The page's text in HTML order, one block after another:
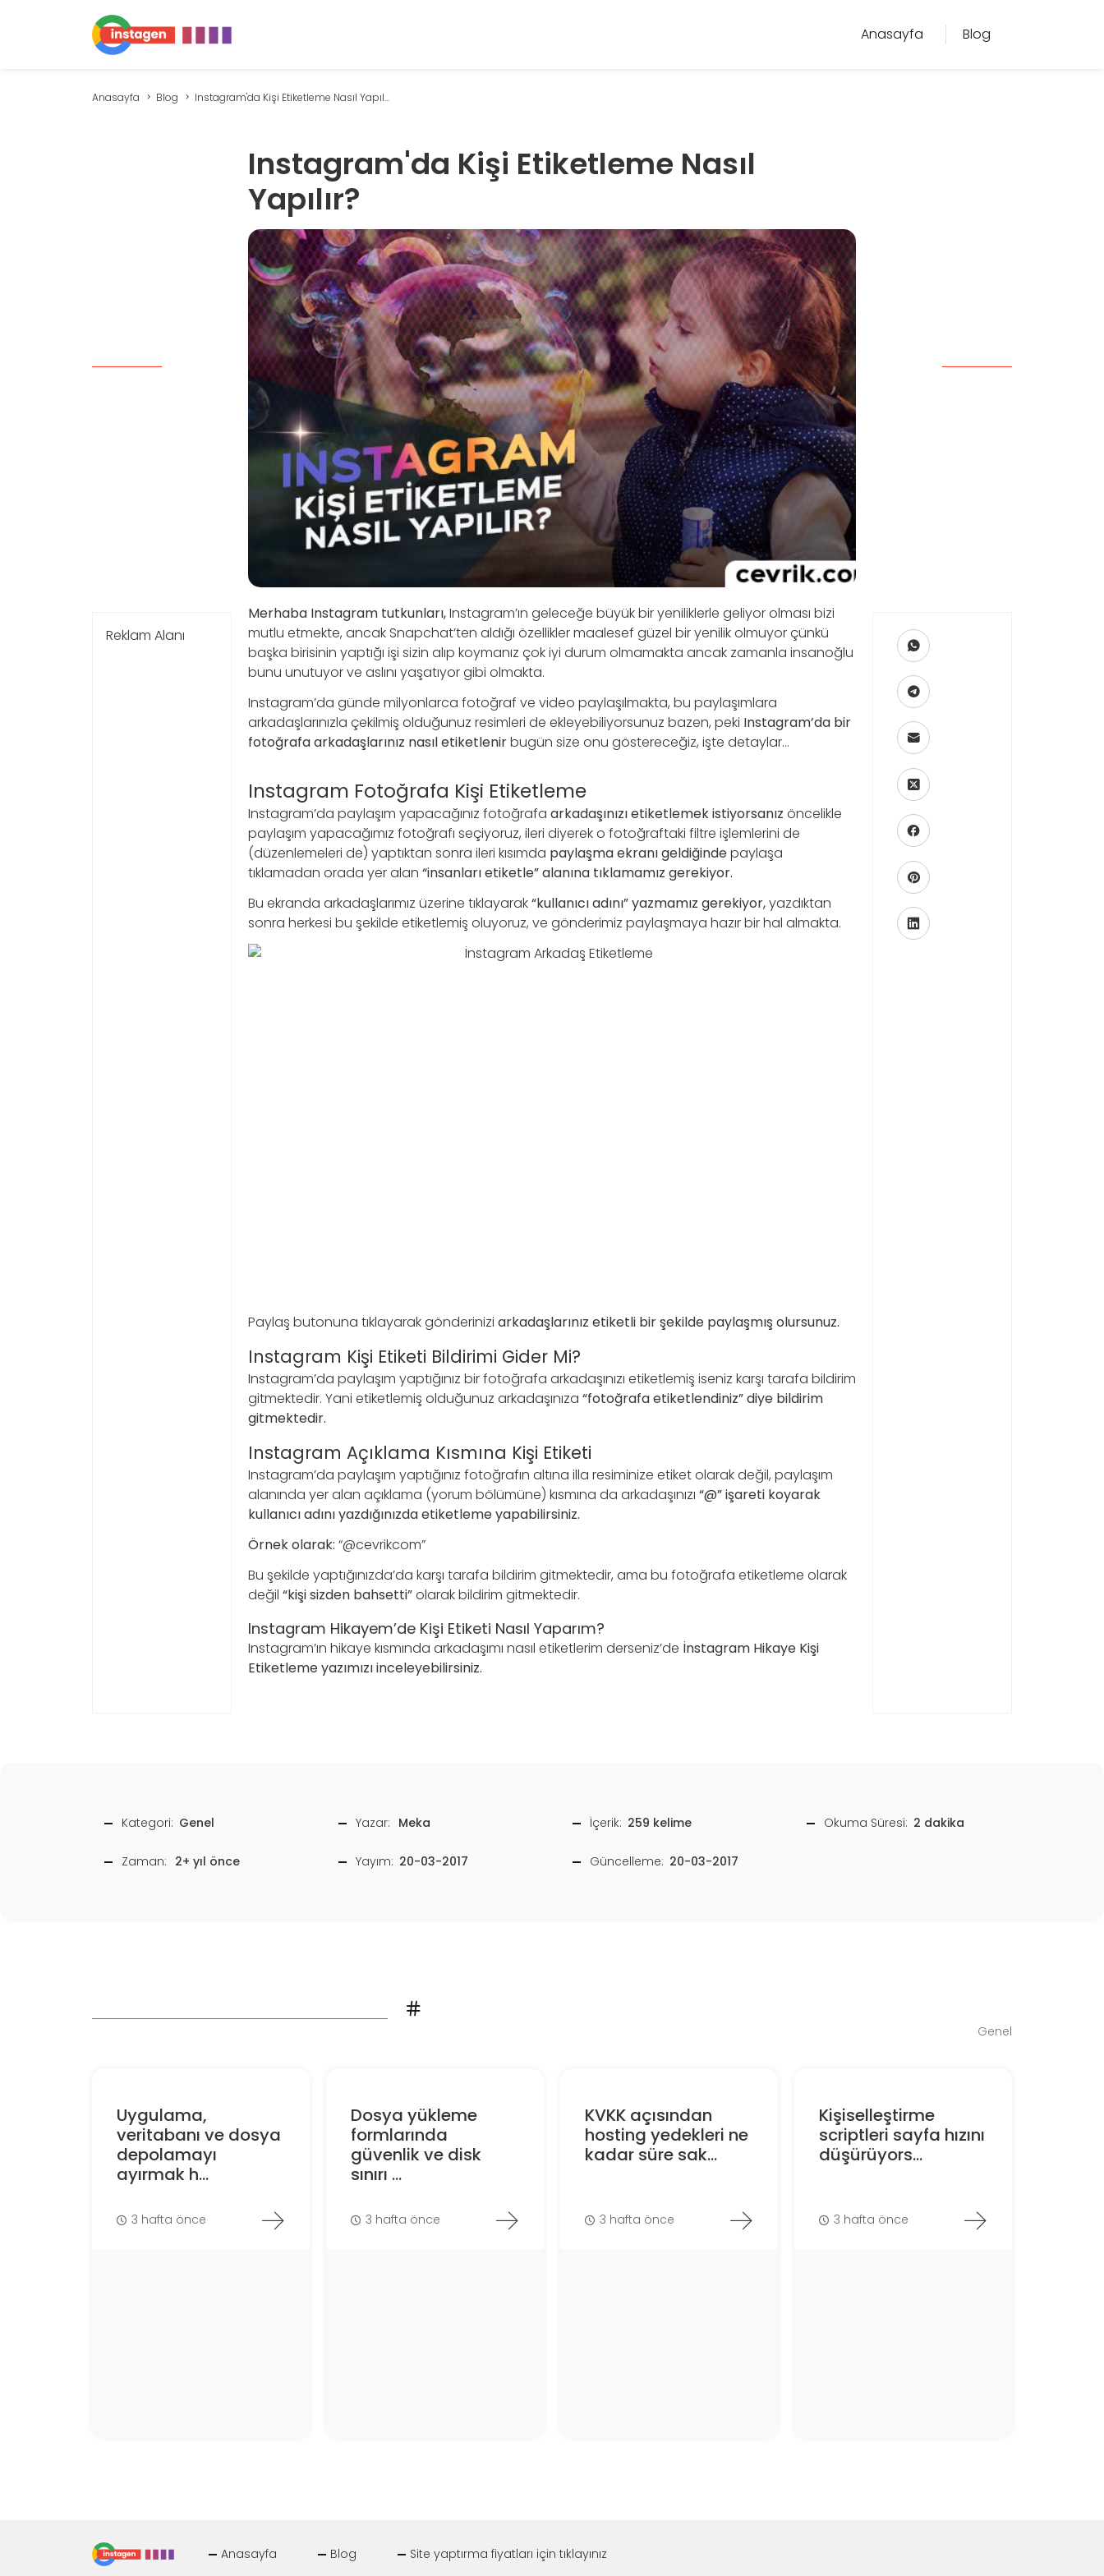
Anasayfa Blog
Anasayfa Blog Instagram'da Kişi Etiketleme Nasıl Yapıl...
Instagram'da Kişi Etiketleme Nasıl
Yapılır?
Reklam Alanı
Merhaba Instagram tutkunları,Instagram’ın geleceğe büyük bir yeniliklerle geliyor olması bizi
mutlu etmekte, ancak Snapchat’ten aldığı özellikler maalesef güzel bir yenilik olmuyor çünkü
başka birisinin yaptığı işi sizin alıp koymanız çok iyi durum olmamakta ancak zamanla insanoğlu
bunu unutuyor ve aslını yaşatıyor gibi olmakta.
Instagram’da günde milyonlarca fotoğraf ve video paylaşılmakta, bu paylaşımlara
arkadaşlarınızla çekilmiş olduğunuz resimleri de ekleyebiliyorsunuz bazen, peki Instagram’da bir
fotoğrafa arkadaşlarınız nasıl etiketlenirbugün size onu göstereceğiz, işte detaylar…
Instagram Fotoğrafa Kişi Etiketleme
Instagram’da paylaşım yapacağınız fotoğrafa arkadaşınızı etiketlemek istiyorsanız öncelikle
paylaşım yapacağımız fotoğrafı seçiyoruz, ileri diyerek o fotoğraftaki filtre işlemlerini de
(düzenlemeleri de) yaptıktan sonra ileri kısımda paylaşma ekranı geldiğindepaylaşa
tıklamadan orada yer alan “insanları etiketle” alanına tıklamamız gerekiyor.
Bu ekranda arkadaşlarımız üzerine tıklayarak“kullanıcı adını” yazmamız gerekiyor,yazdıktan
sonra herkesi bu şekilde etiketlemiş oluyoruz, ve gönderimiz paylaşmaya hazır bir hal almakta.
Paylaş butonuna tıklayarak gönderinizi arkadaşlarınız etiketli bir şekilde paylaşmış olursunuz.
Instagram Kişi Etiketi Bildirimi Gider Mi?
Instagram’da paylaşım yaptığınız bir fotoğrafa arkadaşınızı etiketlemiş iseniz karşı tarafa bildirim
gitmektedir. Yani etiketlemiş olduğunuz arkadaşınıza “fotoğrafa etiketlendiniz” diye bildirim
gitmektedir.
Instagram Açıklama Kısmına Kişi Etiketi
Instagram’da paylaşım yaptığınız fotoğrafın altına illa resiminize etiket olarak değil, paylaşım
alanında yer alan açıklama (yorum bölümüne) kısmına da arkadaşınızı “@” işareti koyarak
kullanıcı adını yazdığınızda etiketleme yapabilirsiniz.
Örnek olarak: “@cevrikcom”
Bu şekilde yaptığınızda’da karşı tarafa bildirim gitmektedir, ama bu fotoğrafa etiketleme olarak
değil “kişi sizden bahsetti”olarak bildirim gitmektedir.
Instagram Hikayem’de Kişi Etiketi Nasıl Yaparım?
Instagram’ın hikaye kısmında arkadaşımı nasıl etiketlerim derseniz’de İnstagram Hikaye Kişi
Etiketleme yazımızı inceleyebilirsiniz.
Kategori: Genel Yazar: Meka İçerik: 259 kelime Okuma Süresi: 2 dakika
Zaman: 2+ yıl önce Yayım: 20-03-2017 Güncelleme: 20-03-2017
Genel
Uygulama,
veritabanı ve dosya
depolamayı
ayırmak h...
3 hafta önce
Dosya yükleme
formlarında
güvenlik ve disk
sınırı ...
3 hafta önce
KVKK açısından
hosting yedekleri ne
kadar süre sak...
3 hafta önce
Kişiselleştirme
scriptleri sayfa hızını
düşürüyors...
3 hafta önce
Anasayfa Blog Site yaptırma fiyatları için tıklayınız